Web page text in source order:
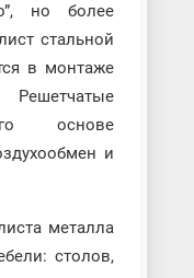
но более
стальной
в монтаже
основе
и
металла
столов,